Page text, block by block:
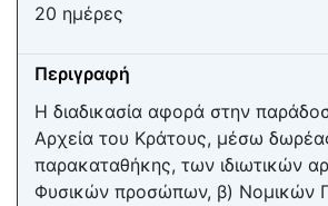
20 ημέρες
Περιγραφή
Η διαδικασία αφορά στην
Αρχεία του Κράτους, μέσω
παρακαταθήκης, των ιδιωτικών
Φυσικών προσώπων, β) Νομικών